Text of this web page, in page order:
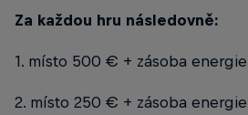
Za každou hru následovně:
1. místo 500 € + zásoba
2. místo 250 € + zásoba